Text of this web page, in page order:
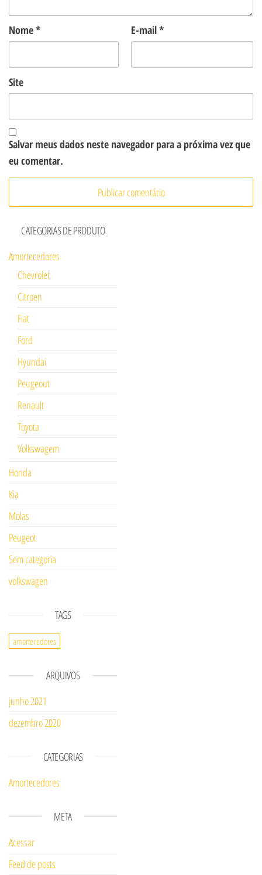
Nome* E-mail*
Site
Salvar meus dados neste navegador para a próxima vez que
eu comentar.
CATEGORIAS DE PRODUTO
Amortecedores
Chevrolet
Citroen
Fiat
Ford
Hyundai
Peugeout
Renault
Toyota
Volkswagem
Honda
Kia
Molas
Peugeot
Sem categoria
volkswagen
TAGS
amortecedores
ARQUIVOS
junho 2021
dezembro 2020
CATEGORIAS
Amortecedores
META
Acessar
Feed de posts